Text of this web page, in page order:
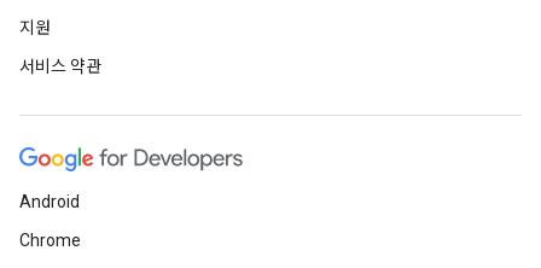
지원
서비스 약관
Android
Chrome